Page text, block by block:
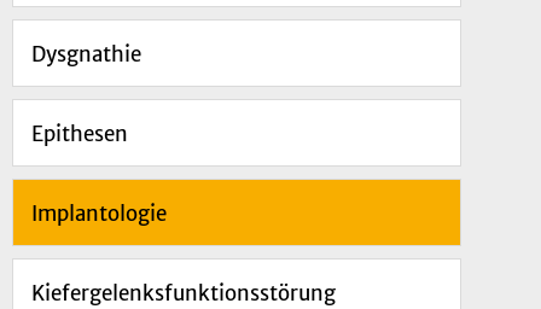
Dysgnathie
Epithesen
Implantologie
Kiefergelenksfunktionsstörung